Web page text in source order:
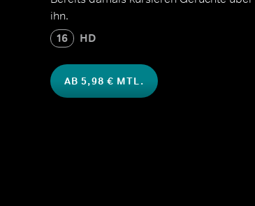
ihn.
16 HD
AB 5,98 € MTL.